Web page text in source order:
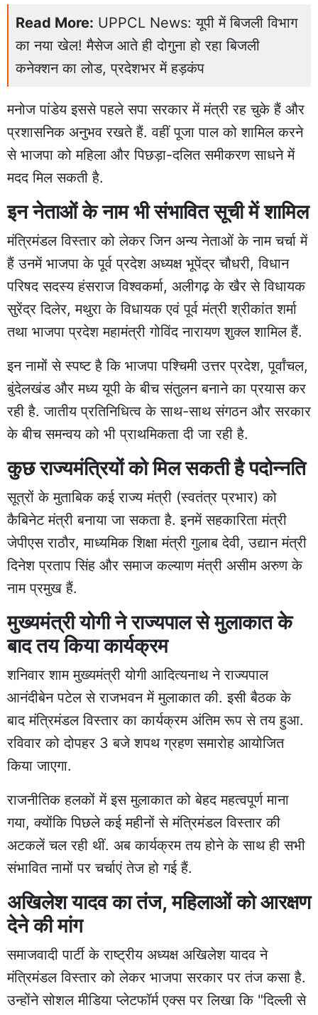
Read More: UPPCL News: यूपी में बिजली विभाग
का नया खेल! मैसेज आते ही दोगुना हो रहा बिजली
कनेक्शन का लोड, प्रदेशभर में हड़कंप
मनोज पांडेय इससे पहले सपा सरकार में मंत्री रह चुके हैं और
प्रशासनिक अनुभव रखते हैं. वहीं पूजा पाल को शामिल करने
से भाजपा को महिला और पिछड़ा-दलित समीकरण साधने में
मदद मिल सकती है.
इन नेताओं के नाम भी संभावित सूची में शामिल
मंत्रिमंडल विस्तार को लेकर जिन अन्य नेताओं के नाम चर्चा में
हैं उनमें भाजपा के पूर्व प्रदेश अध्यक्ष भूपेंद्र चौधरी, विधान
परिषद सदस्य हंसराज विश्वकर्मा, अलीगढ़ के खैर से विधायक
सुरेंद्र दिलेर, मथुरा के विधायक एवं पूर्व मंत्री श्रीकांत शर्मा
तथा भाजपा प्रदेश महामंत्री गोविंद नारायण शुक्ल शामिल हैं.
इन नामों से स्पष्ट है कि भाजपा पश्चिमी उत्तर प्रदेश, पूर्वांचल,
बुंदेलखंड और मध्य यूपी के बीच संतुलन बनाने का प्रयास कर
रही है. जातीय प्रतिनिधित्व के साथ-साथ संगठन और सरकार
के बीच समन्वय को भी प्राथमिकता दी जा रही है.
कुछ राज्यमंत्रियों को मिल सकती है पदोन्नति
सूत्रों के मुताबिक कई राज्य मंत्री (स्वतंत्र प्रभार) को
कैबिनेट मंत्री बनाया जा सकता है. इनमें सहकारिता मंत्री
जेपीएस राठौर, माध्यमिक शिक्षा मंत्री गुलाब देवी, उद्यान मंत्री
दिनेश प्रताप सिंह और समाज कल्याण मंत्री असीम अरुण के
नाम प्रमुख हैं.
मुख्यमंत्री योगी ने राज्यपाल से मुलाकात के
बाद तय किया कार्यक्रम
शनिवार शाम मुख्यमंत्री योगी आदित्यनाथ ने राज्यपाल
आनंदीबेन पटेल से राजभवन में मुलाकात की. इसी बैठक के
बाद मंत्रिमंडल विस्तार का कार्यक्रम अंतिम रूप से तय हुआ.
रविवार को दोपहर 3 बजे शपथ ग्रहण समारोह आयोजित
किया जाएगा.
राजनीतिक हलकों में इस मुलाकात को बेहद महत्वपूर्ण माना
गया, क्योंकि पिछले कई महीनों से मंत्रिमंडल विस्तार की
अटकलें चल रही थीं. अब कार्यक्रम तय होने के साथ ही सभी
संभावित नामों पर चर्चाएं तेज हो गई हैं.
अखिलेश यादव का तंज, महिलाओं को आरक्षण
देने की मांग
समाजवादी पार्टी के राष्ट्रीय अध्यक्ष अखिलेश यादव ने
मंत्रिमंडल विस्तार को लेकर भाजपा सरकार पर तंज कसा है.
उन्होंने सोशल मीडिया प्लेटफॉर्म एक्स पर लिखा कि "दिल्ली से